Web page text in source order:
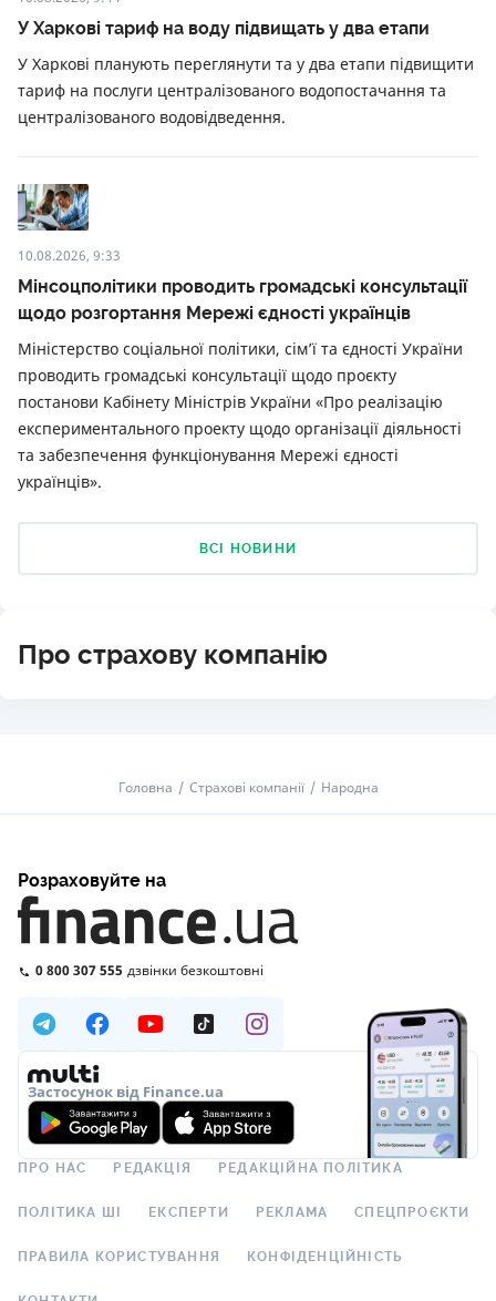
У Харкові тариф на воду підвищать у два етапи
У Харкові планують переглянути та у два етапи підвищити
тариф на послуги централізованого водопостачання та
централізованого водовідведення.
10.08.2026, 9:33
Мінсоцполітики проводить громадські консультації
щодо розгортання Мережі єдності українців
Міністерство соціальної політики, сім’ї та єдності України
проводить громадські консультації щодо проєкту
постанови Кабінету Міністрів України «Про реалізацію
експериментального проекту щодо організації діяльності
та забезпечення функціонування Мережі єдності
українців».
ВСІ НОВИНИ
Про страхову компанію
Головна Страхові компанії Народна
Розраховуйте на
0 800 307 555 дзвінки безкоштовні
Застосунок від Finance.ua
ПРО НАС РЕДАКЦІЯ РЕДАКЦІЙНА ПОЛІТИКА
ПОЛІТИКА ШІ ЕКСПЕРТИ РЕКЛАМА СПЕЦПРОЄКТИ
ПРАВИЛА КОРИСТУВАННЯ КОНФІДЕНЦІЙНІСТЬ